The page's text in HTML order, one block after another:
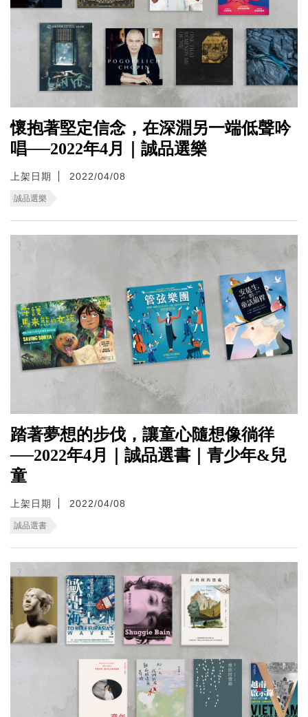
懷抱著堅定信念，在深淵另一端低聲吟
唱──2022年4月｜誠品選樂
上架日期 2022/04/08
誠品選樂
踏著夢想的步伐，讓童心隨想像徜徉
──2022年4月｜誠品選書｜青少年&兒
童
上架日期 2022/04/08
誠品選書